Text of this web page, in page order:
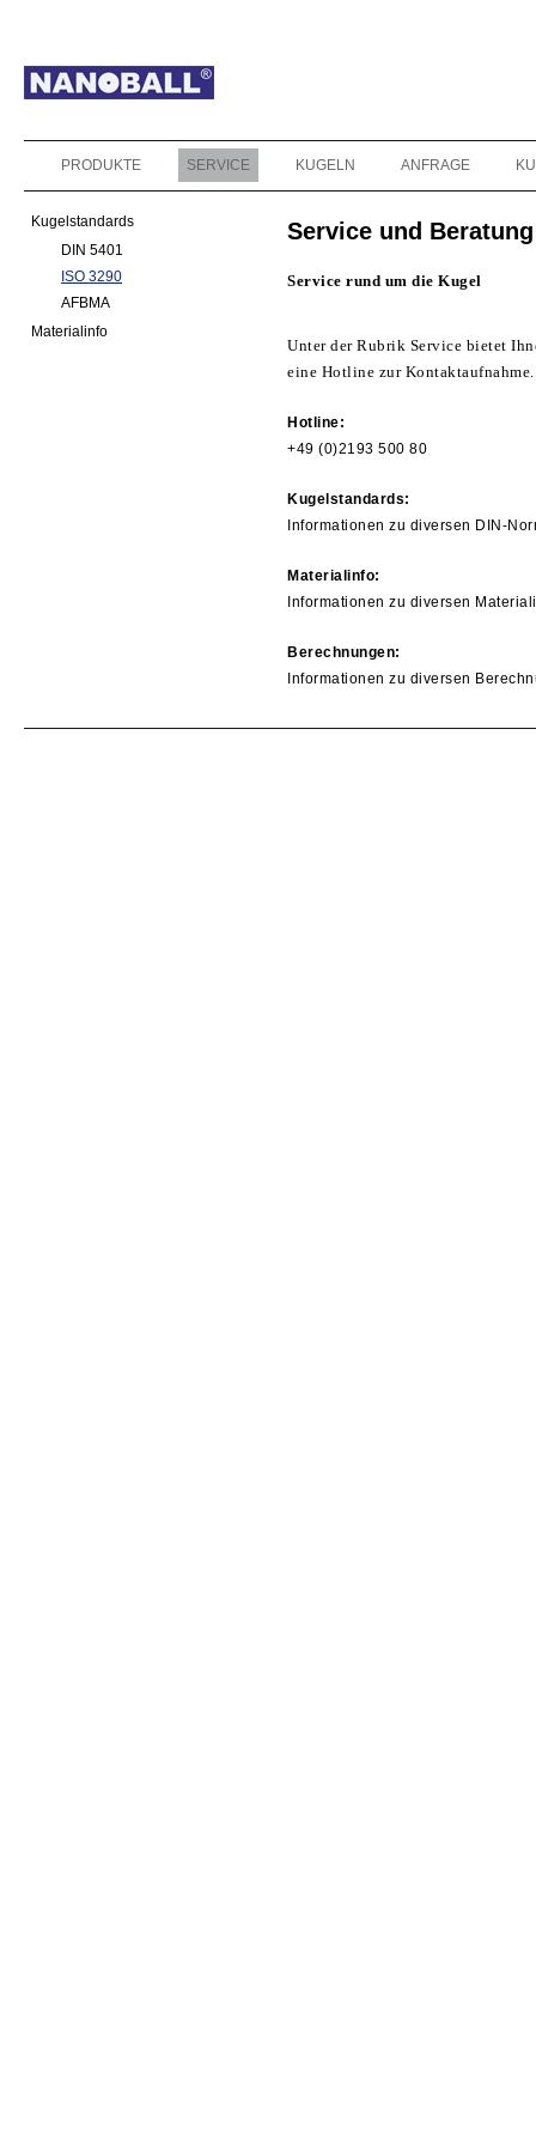
PRODUKTE SERVICE KUGELN ANFRAGE
Kugelstandards
DIN 5401
ISO 3290
AFBMA
Materialinfo
Service und
Service rund um die Kugel
Unter der Rubrik Service bietet
eine Hotline zur Kontaktaufnahme.
Hotline:
+49 (0)2193 500 80
Kugelstandards:
Informationen zu diversen DIN-
Materialinfo:
Informationen zu diversen
Berechnungen:
Informationen zu diversen